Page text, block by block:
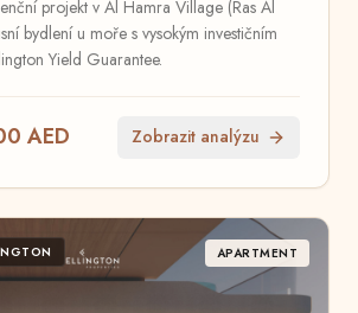
projekt v Al Hamra Village (Ras Al
bydlení u moře s vysokým investičním
Yield Guarantee.
AED Zobrazit analýzu
APARTMENT